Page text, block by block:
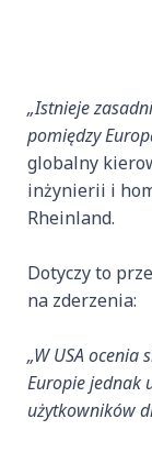
„Istnieje
pomiędzy
globalny
inżynierii i
Rheinland.
Dotyczy to
na zderzenia:
„W USA ocenia
Europie jednak
użytkowników